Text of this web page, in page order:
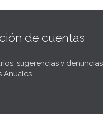
de cuentas
sugerencias y denuncias
Anuales